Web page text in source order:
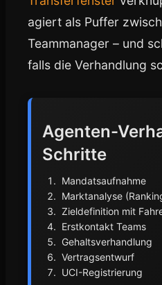
agiert als Puffer
Teammanager – und
falls die Verhandlung
Agenten-
Schritte
Mandatsaufnahme
Marktanalyse
Zieldefinition mit
Erstkontakt Teams
Gehaltsverhandlung
Vertragsentwurf
UCI-Registrierung